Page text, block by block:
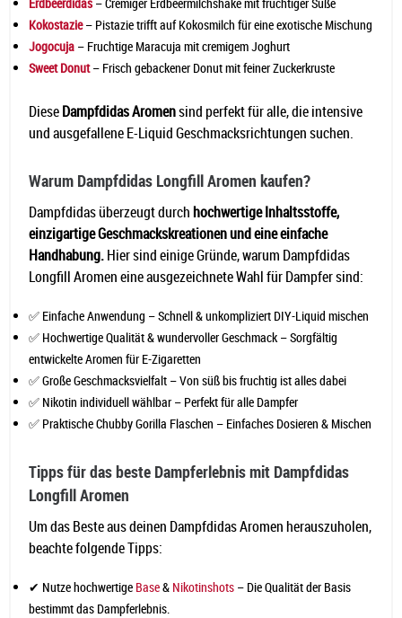
Kokostazie– Pistazie trifft auf Kokosmilch für eine exotische Mischung
Jogocuja – Fruchtige Maracuja mit cremigem Joghurt
Sweet Donut– Frisch gebackener Donut mit feiner Zuckerkruste
DieseDampfdidas Aromensind perfekt für alle, die intensive
und ausgefallene E-Liquid Geschmacksrichtungen suchen.
Warum Dampfdidas Longfill Aromen kaufen?
Dampfdidas überzeugt durchhochwertige Inhaltsstoffe,
einzigartige Geschmackskreationen und eine einfache
Handhabung.Hier sind einige Gründe, warum Dampfdidas
Longfill Aromen eine ausgezeichnete Wahl für Dampfer sind:
✅ Einfache Anwendung – Schnell & unkompliziert DIY-Liquid mischen
✅ Hochwertige Qualität & wundervoller Geschmack – Sorgfältig
entwickelte Aromen für E-Zigaretten
✅ Große Geschmacksvielfalt – Von süß bis fruchtig ist alles dabei
✅ Nikotin individuell wählbar – Perfekt für alle Dampfer
✅ Praktische Chubby Gorilla Flaschen – Einfaches Dosieren & Mischen
Tipps für das beste Dampferlebnis mit Dampfdidas
Longfill Aromen
Um das Beste aus deinen Dampfdidas Aromen herauszuholen,
beachte folgende Tipps:
✔ Nutze hochwertige Base& Nikotinshots – Die Qualität der Basis
bestimmt das Dampferlebnis.